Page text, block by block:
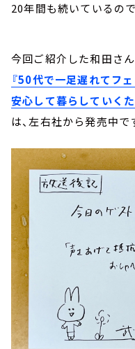
20年間も続いているの
今回ご紹介した和田さ
『50代で一足遅れてフ
安心して暮らしていく
は、左右社から発売中で